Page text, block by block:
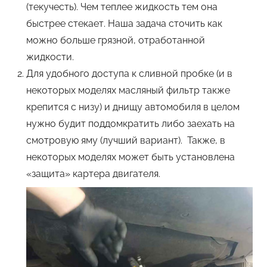
(текучесть). Чем теплее жидкость тем она
быстрее стекает. Наша задача сточить как
можно больше грязной, отработанной
жидкости.
Для удобного доступа к сливной пробке (и в
некоторых моделях масляный фильтр также
крепится с низу) и днищу автомобиля в целом
нужно будит поддомкратить либо заехать на
смотровую яму (лучший вариант). Также, в
некоторых моделях может быть установлена
«защита» картера двигателя.